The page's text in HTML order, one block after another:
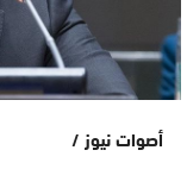
أصوات نيوز /